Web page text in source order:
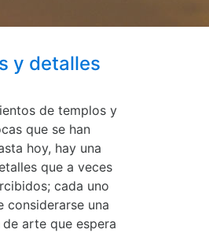
y detalles
de templos y
que se han
hoy, hay una
que a veces
cada uno
considerarse una
arte que espera